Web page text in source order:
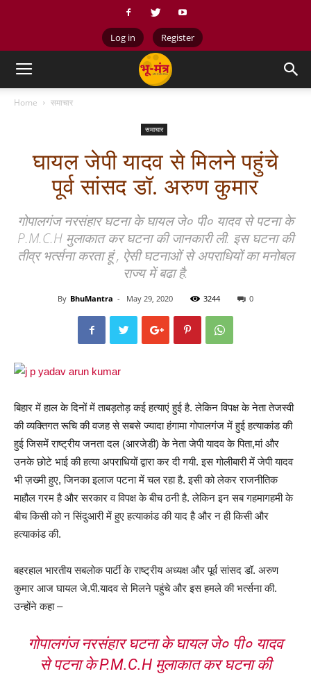
Log in Register
Home समाचार
समाचार
घायल जेपी यादव से मिलने पहुंचे
पूर्व सांसद डॉ. अरुण कुमार
गोपालगंज नरसंहार घटना के घायल जे० पी० यादव से पटना के
P.M.C.H मुलाकात कर घटना की जानकारी ली. इस घटना की
तीव्र भर्त्सना करता हूं , ऐसी घटनाओं से अपराधियों का मनोबल
राज्य में बढा है.
By BhuMantra - May 29, 2020 3244 0
बिहार में हाल के दिनों में ताबड़तोड़ कई हत्याएं हुई है. लेकिन विपक्ष के नेता तेजस्वी
की व्यक्तिगत रूचि की वजह से सबसे ज्यादा हंगामा गोपालगंज में हुई हत्याकांड की
हुई जिसमें राष्ट्रीय जनता दल (आरजेडी) के नेता जेपी यादव के पिता,मां और
उनके छोटे भाई की हत्या अपराधियों द्वारा कर दी गयी. इस गोलीबारी में जेपी यादव
भी ज़ख्मी हुए, जिनका इलाज पटना में चल रहा है. इसी को लेकर राजनीतिक
माहौल गरम है और सरकार व विपक्ष के बीच ठनी है. लेकिन इन सब गहमागहमी के
बीच किसी को न सिंदुआरी में हुए हत्याकांड की याद है और न ही किसी और
हत्याकांड की.
बहरहाल भारतीय सबलोक पार्टी के राष्ट्रीय अध्यक्ष और पूर्व सांसद डॉ. अरुण
कुमार आज घायल जे.पी.यादव से मिलने पहुंचे और इस हमले की भर्त्सना की.
उन्होंने कहा –
गोपालगंज नरसंहार घटना के घायल जे० पी० यादव
से पटना के P.M.C.H मुलाकात कर घटना की